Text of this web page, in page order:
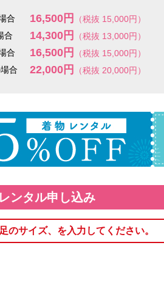
合 16,500円
（税抜 15,000円）
合
14,300円
（税抜 13,000円）
合
16,500円
（税抜 15,000円）
合
22,000円 （税抜 20,000円）
ンタル申し込み
のサイズ、を入力してください。